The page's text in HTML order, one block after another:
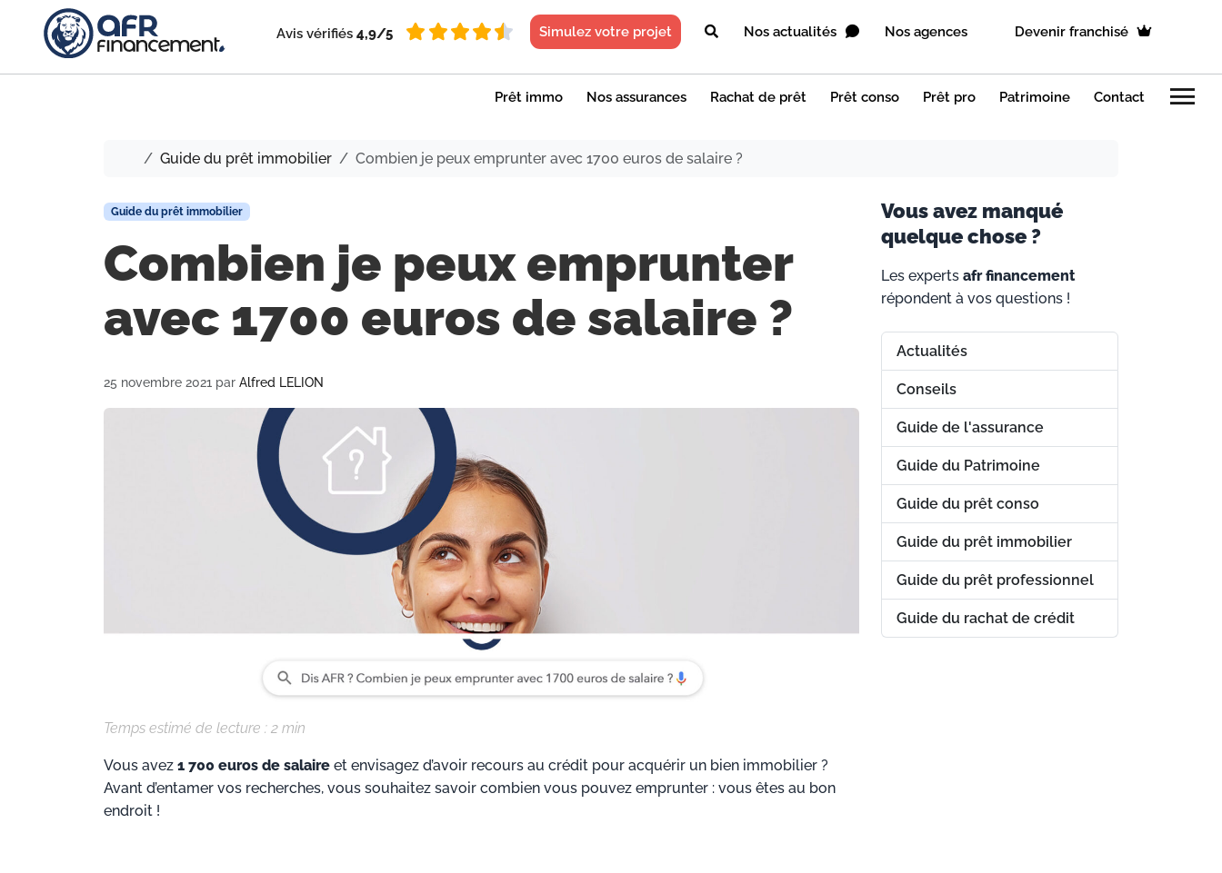
Avis vérifiés 4,9/5 Simulez votre projet Nos actualités Nos agences Devenir franchisé
Prêt immo Nos assurances Rachat de prêt Prêt conso Prêt pro Patrimoine Contact menu
Accueil
Guide du prêt immobilier Combien je peux emprunter avec 1700 euros de salaire ?
Guide du prêt immobilier
Combien je peux emprunter
avec 1700 euros de salaire ?
25 novembre 2021 par Alfred LELION
Temps estimé de lecture : 2 min
Vous avez 1 700 euros de salaire et envisagez d’avoir recours au crédit pour acquérir un bien immobilier ?
Avant d’entamer vos recherches, vous souhaitez savoir combien vous pouvez emprunter : vous êtes au bon
endroit !
Vous avez manqué
quelque chose ?
Les experts afr financement
répondent à vos questions !
Actualités
Conseils
Guide de l'assurance
Guide du Patrimoine
Guide du prêt conso
Guide du prêt immobilier
Guide du prêt professionnel
Guide du rachat de crédit